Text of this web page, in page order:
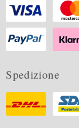
Spedizione